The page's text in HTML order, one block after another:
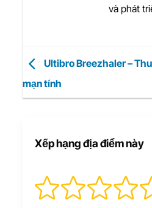
và phát
Ultibro Breezhaler –
mạn tính
Xếp hạng địa điểm này